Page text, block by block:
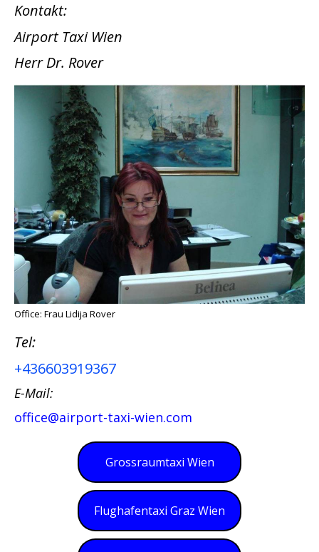
Kontakt:
Airport Taxi Wien
Herr Dr. Rover
Office: Frau Lidija Rover
Tel:
+436603919367
E-Mail:
office@airport-taxi-wien.com
Grossraumtaxi Wien
Flughafentaxi Graz Wien